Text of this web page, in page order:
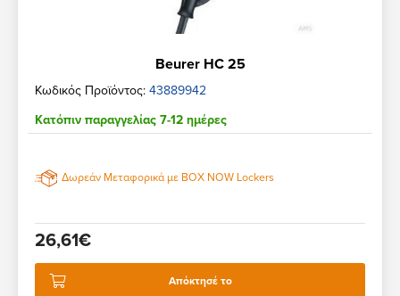
Beurer HC 25
Κωδικός Προϊόντος: 43889942
Κατόπιν παραγγελίας 7-12 ημέρες
Δωρεάν Μεταφορικά με BOX NOW Lockers
26,61€
Απόκτησέ το